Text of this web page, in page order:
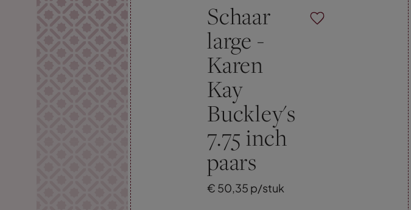
Schaar
large -
Karen
Kay
Buckley's
7.75 inch
paars
€ 50,35 p/stuk